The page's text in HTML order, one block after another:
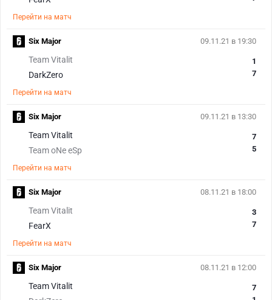
Перейти на матч
09.11.21 в 19:30
Team Vitalit
DarkZero
1
7
Перейти на матч
Six Major
09.11.21 в 13:30
Team Vitalit
Team oNe eSp
7
5
Перейти на матч
Six Major
08.11.21 в 18:00
Team Vitalit
FearX
3
7
Перейти на матч
Six Major
08.11.21 в 12:00
Team Vitalit
7
Six Major